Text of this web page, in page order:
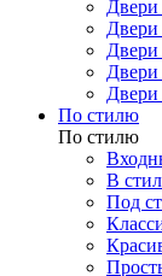
Двери
Двери
Двери
Двери
Двери
По стилю
По стилю
В
Под